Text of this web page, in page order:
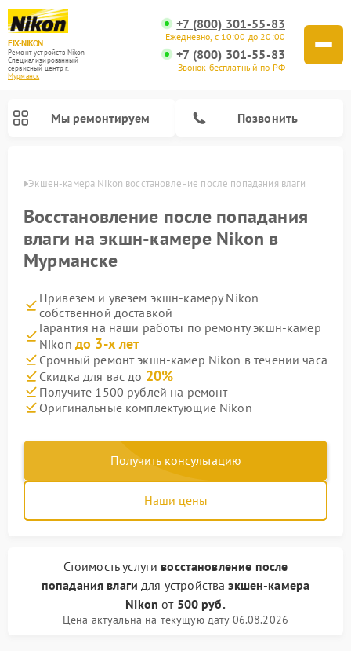
FIX-NIKON
Ремонт устройств Nikon
Специализированный
cервисный центр г.
Мурманск
+7 (800) 301-55-83
Ежедневно, с 10:00 до 20:00
+7 (800) 301-55-83
Звонок бесплатный по РФ
Мы ремонтируем Позвонить
Экшен-камера Nikon восстановление после попадания влаги
Восстановление после попадания
влаги на экшн-камере Nikon в
Мурманске
Привезем и увезем экшн-камеру Nikon
собственной доставкой
Гарантия на наши работы по ремонту экшн-камер
Nikon до 3-х лет
Срочный ремонт экшн-камер Nikon в течении часа
Скидка для вас до 20%
Получите 1500 рублей на ремонт
Оригинальные комплектующие Nikon
Получить консультацию
Наши цены
Стоимость услуги восстановление после
попадания влаги для устройстваэкшен-камера
Nikon от 500 руб.
Цена актуальна на текущую дату 06.08.2026